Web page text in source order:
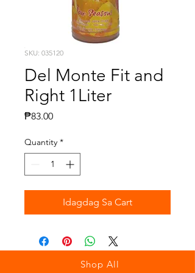
SKU: 035120
Del Monte Fit and
Right 1Liter
₱83.00Presyo
Quantity *
Idagdag Sa Cart
Shop All